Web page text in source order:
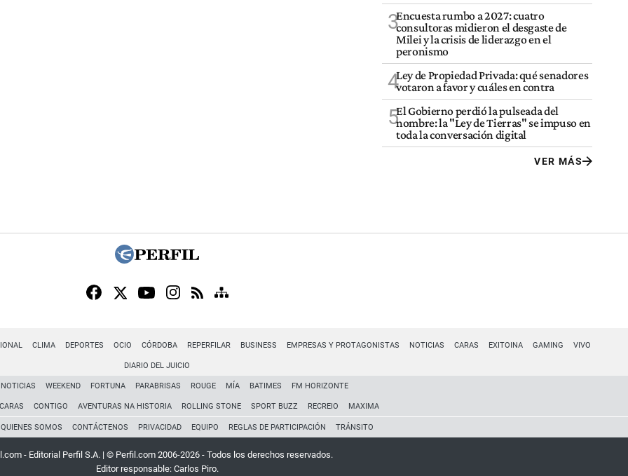
3Encuesta rumbo a 2027: cuatro
consultoras midieron el desgaste de
Milei y la crisis de liderazgo en el
peronismo
4Ley de Propiedad Privada: qué senadores
votaron a favor y cuáles en contra
5El Gobierno perdió la pulseada del
nombre: la "Ley de Tierras" se impuso en
toda la conversación digital
VER MÁS
CLIMA DEPORTES OCIO CÓRDOBA REPERFILAR BUSINESS EMPRESAS Y PROTAGONISTAS NOTICIAS CARAS EXITOINA GAMING VIVO
DIARIO DEL JUICIO
NOTICIAS WEEKEND FORTUNA PARABRISAS ROUGE MÍA BATIMES FM HORIZONTE
CARAS CONTIGO AVENTURAS NA HISTORIA ROLLING STONE SPORT BUZZ RECREIO MAXIMA
QUIENES SOMOS CONTÁCTENOS PRIVACIDAD EQUIPO REGLAS DE PARTICIPACIÓN TRÁNSITO
- Editorial Perfil S.A.| © Perfil.com 2006-2026 - Todos los derechos reservados.
Editor responsable: Carlos Piro.